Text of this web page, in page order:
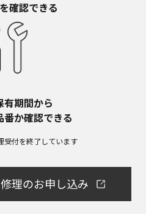
イトに公開されている取扱説
お客様以外からのお問い合わ
合がありますことを、ご了承
確認できる
有期間から​
か確認できる
受付を終了しています​
理のお申し込み